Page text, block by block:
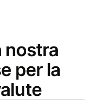
nostra
per la